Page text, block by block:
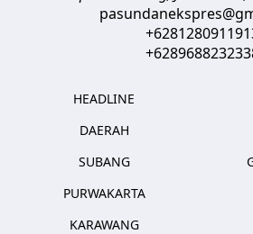
HEADLINE
DAERAH
SUBANG
PURWAKARTA
KARAWANG